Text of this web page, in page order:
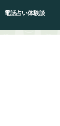
電話占い体験談